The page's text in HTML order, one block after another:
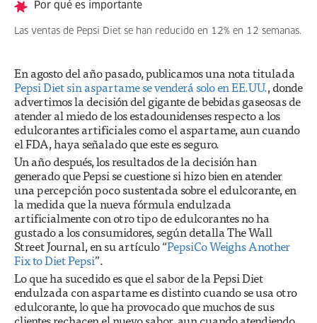
Por qué es importante
Las ventas de Pepsi Diet se han reducido en 12% en 12 semanas.
En agosto del año pasado, publicamos una nota titulada
Pepsi Diet sin aspartame se venderá solo en EE.UU., donde
advertimos la decisión del gigante de bebidas gaseosas de
atender al miedo de los estadounidenses respecto a los
edulcorantes artificiales como el aspartame, aun cuando
el FDA, haya señalado que este es seguro.
Un año después, los resultados de la decisión han
generado que Pepsi se cuestione si hizo bien en atender
una percepción poco sustentada sobre el edulcorante, en
la medida que la nueva fórmula endulzada
artificialmente con otro tipo de edulcorantes no ha
gustado a los consumidores, según detalla The Wall
Street Journal, en su artículo “PepsiCo Weighs Another
Fix to Diet Pepsi”.
Lo que ha sucedido es que el sabor de la Pepsi Diet
endulzada con aspartame es distinto cuando se usa otro
edulcorante, lo que ha provocado que muchos de sus